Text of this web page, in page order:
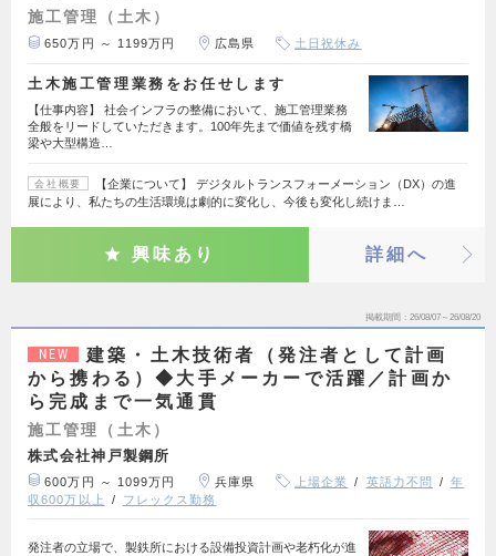
施工管理（土木）
650万円 ～ 1199万円 広島県 土日祝休み
土木施工管理業務をお任せします
【仕事内容】 社会インフラの整備において、施工管理業務
全般をリードしていただきます。100年先まで価値を残す橋
梁や大型構造…
会社概要
【企業について】 デジタルトランスフォーメーション（DX）の進
展により、私たちの生活環境は劇的に変化し、今後も変化し続けま…
興味あり 詳細へ
掲載期間 26/08/07～26/08/20
NEW
建築・土木技術者（発注者として計画
から携わる）◆大手メーカーで活躍／計画か
ら完成まで一気通貫
施工管理（土木）
株式会社神戸製鋼所
600万円 ～ 1099万円 兵庫県 上場企業 英語力不問
年
収600万以上
フレックス勤務
発注者の立場で、製鉄所における設備投資計画や老朽化が進